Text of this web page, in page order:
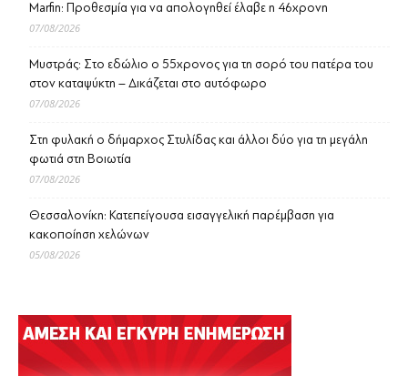
Marfin: Προθεσμία για να απολογηθεί έλαβε η 46χρονη
07/08/2026
Μυστράς: Στο εδώλιο ο 55χρονος για τη σορό του πατέρα του
στον καταψύκτη – Δικάζεται στο αυτόφωρο
07/08/2026
Στη φυλακή ο δήμαρχος Στυλίδας και άλλοι δύο για τη μεγάλη
φωτιά στη Βοιωτία
07/08/2026
Θεσσαλονίκη: Κατεπείγουσα εισαγγελική παρέμβαση για
κακοποίηση χελώνων
05/08/2026